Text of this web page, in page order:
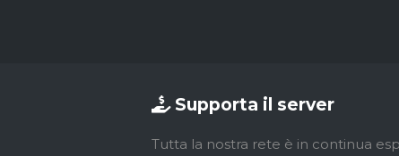
Supporta il server
Tutta la nostra rete è in continua